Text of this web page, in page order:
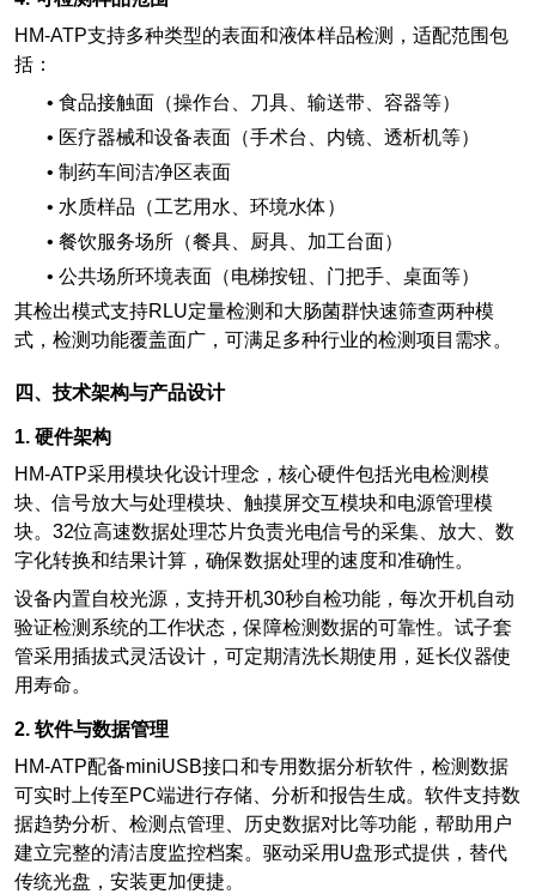
HM-ATP支持多种类型的表面和液体样品检测，适配范围包
括：
• 食品接触面（操作台、刀具、输送带、容器等）
• 医疗器械和设备表面（手术台、内镜、透析机等）
• 制药车间洁净区表面
• 水质样品（工艺用水、环境水体）
• 餐饮服务场所（餐具、厨具、加工台面）
• 公共场所环境表面（电梯按钮、门把手、桌面等）
其检出模式支持RLU定量检测和大肠菌群快速筛查两种模
式，检测功能覆盖面广，可满足多种行业的检测项目需求。
四、技术架构与产品设计
1. 硬件架构
HM-ATP采用模块化设计理念，核心硬件包括光电检测模
块、信号放大与处理模块、触摸屏交互模块和电源管理模
块。32位高速数据处理芯片负责光电信号的采集、放大、数
字化转换和结果计算，确保数据处理的速度和准确性。
设备内置自校光源，支持开机30秒自检功能，每次开机自动
验证检测系统的工作状态，保障检测数据的可靠性。试子套
管采用插拔式灵活设计，可定期清洗长期使用，延长仪器使
用寿命。
2. 软件与数据管理
HM-ATP配备miniUSB接口和专用数据分析软件，检测数据
可实时上传至PC端进行存储、分析和报告生成。软件支持数
据趋势分析、检测点管理、历史数据对比等功能，帮助用户
建立完整的清洁度监控档案。驱动采用U盘形式提供，替代
传统光盘，安装更加便捷。